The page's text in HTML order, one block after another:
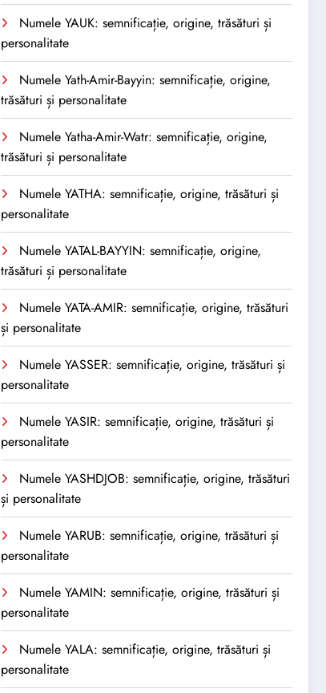
Numele YAUK: semnificație, origine, trăsături și
personalitate
Numele Yath-Amir-Bayyin: semnificație, origine,
trăsături și personalitate
Numele Yatha-Amir-Watr: semnificație, origine,
trăsături și personalitate
Numele YATHA: semnificație, origine, trăsături și
personalitate
Numele YATAL-BAYYIN: semnificație, origine,
trăsături și personalitate
Numele YATA-AMIR: semnificație, origine, trăsături
și personalitate
Numele YASSER: semnificație, origine, trăsături și
personalitate
Numele YASIR: semnificație, origine, trăsături și
personalitate
Numele YASHDJOB: semnificație, origine, trăsături
și personalitate
Numele YARUB: semnificație, origine, trăsături și
personalitate
Numele YAMIN: semnificație, origine, trăsături și
personalitate
Numele YALA: semnificație, origine, trăsături și
personalitate